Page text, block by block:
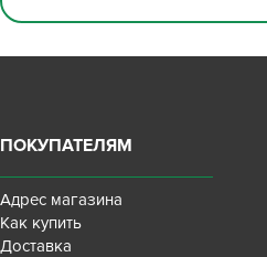
ПОКУПАТЕЛЯМ
Адрес магазина
Как купить
Доставка